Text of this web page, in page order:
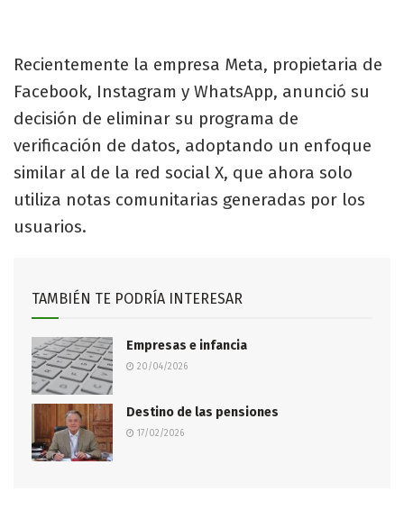
Recientemente la empresa Meta, propietaria de
Facebook, Instagram y WhatsApp, anunció su
decisión de eliminar su programa de
verificación de datos, adoptando un enfoque
similar al de la red social X, que ahora solo
utiliza notas comunitarias generadas por los
usuarios.
TAMBIÉN TE PODRÍA INTERESAR
Empresas e infancia
20/04/2026
Destino de las pensiones
17/02/2026